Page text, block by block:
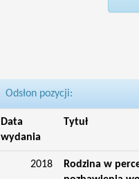
Odsłon pozycji:
Data
wydania
Tytuł
2018
Rodzina w